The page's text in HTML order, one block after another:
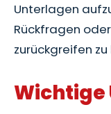
Unterlagen
Rückfragen
zurückgreifen zu
Wichtige